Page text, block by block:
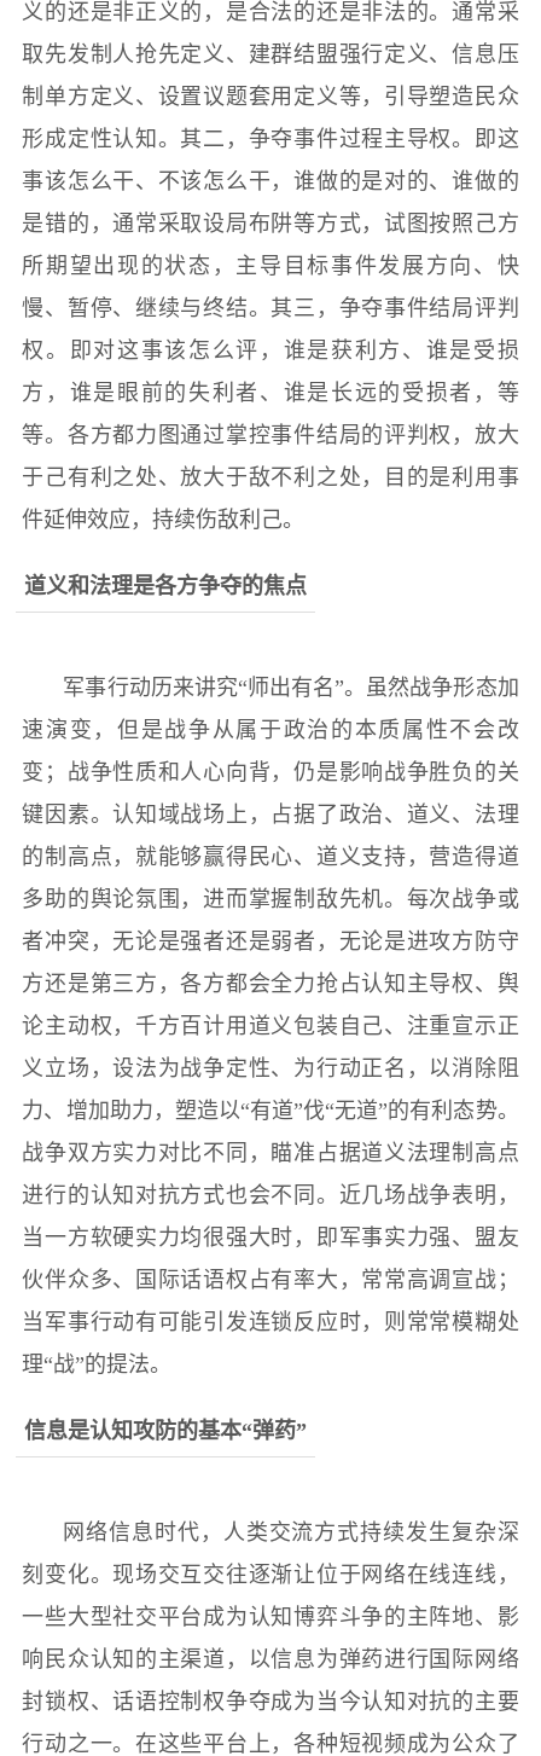
红
色
文
旅
于
我
义的还是非正义的，是合法的还是非法的。通常采
取先发制人抢先定义、建群结盟强行定义、信息压
制单方定义、设置议题套用定义等，引导塑造民众
形成定性认知。其二，争夺事件过程主导权。即这
事该怎么干、不该怎么干，谁做的是对的、谁做的
是错的，通常采取设局布阱等方式，试图按照己方
所期望出现的状态，主导目标事件发展方向、快
慢、暂停、继续与终结。其三，争夺事件结局评判
权。即对这事该怎么评，谁是获利方、谁是受损
方，谁是眼前的失利者、谁是长远的受损者，等
等。各方都力图通过掌控事件结局的评判权，放大
于己有利之处、放大于敌不利之处，目的是利用事
件延伸效应，持续伤敌利己。
道义和法理是各方争夺的焦点
军事行动历来讲究“师出有名”。虽然战争形态加
速演变，但是战争从属于政治的本质属性不会改
变；战争性质和人心向背，仍是影响战争胜负的关
键因素。认知域战场上，占据了政治、道义、法理
的制高点，就能够赢得民心、道义支持，营造得道
多助的舆论氛围，进而掌握制敌先机。每次战争或
者冲突，无论是强者还是弱者，无论是进攻方防守
方还是第三方，各方都会全力抢占认知主导权、舆
论主动权，千方百计用道义包装自己、注重宣示正
义立场，设法为战争定性、为行动正名，以消除阻
力、增加助力，塑造以“有道”伐“无道”的有利态势。
战争双方实力对比不同，瞄准占据道义法理制高点
进行的认知对抗方式也会不同。近几场战争表明，
当一方软硬实力均很强大时，即军事实力强、盟友
伙伴众多、国际话语权占有率大，常常高调宣战；
当军事行动有可能引发连锁反应时，则常常模糊处
理“战”的提法。
信息是认知攻防的基本“弹药”
网络信息时代，人类交流方式持续发生复杂深
刻变化。现场交互交往逐渐让位于网络在线连线，
一些大型社交平台成为认知博弈斗争的主阵地、影
响民众认知的主渠道，以信息为弹药进行国际网络
封锁权、话语控制权争夺成为当今认知对抗的主要
行动之一。在这些平台上，各种短视频成为公众了